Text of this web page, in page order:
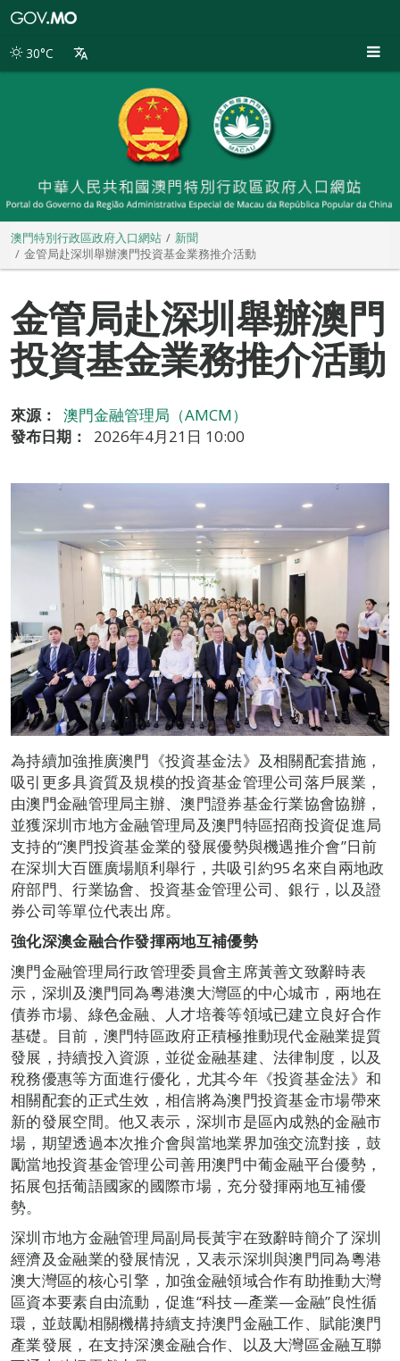
別
30°C
澳門特別行政區政府入口網站
新聞
金管局赴深圳舉辦澳門投資基金業務推介活動
金管局赴深圳舉辦澳門
投資基金業務推介活動
來源：
澳門金融管理局（AMCM）
發布日期：
2026年4月21日 10:00
為持續加強推廣澳門《投資基金法》及相關配套措施，
吸引更多具資質及規模的投資基金管理公司落戶展業，
由澳門金融管理局主辦、澳門證券基金行業協會協辦，
並獲深圳市地方金融管理局及澳門特區招商投資促進局
支持的“澳門投資基金業的發展優勢與機遇推介會”日前
在深圳大百匯廣場順利舉行，共吸引約95名來自兩地政
府部門、行業協會、投資基金管理公司、銀行，以及證
券公司等單位代表出席。
強化深澳金融合作發揮兩地互補優勢
澳門金融管理局行政管理委員會主席黃善文致辭時表
示，深圳及澳門同為粵港澳大灣區的中心城市，兩地在
債券市場、綠色金融、人才培養等領域已建立良好合作
基礎。目前，澳門特區政府正積極推動現代金融業提質
發展，持續投入資源，並從金融基建、法律制度，以及
稅務優惠等方面進行優化，尤其今年《投資基金法》和
相關配套的正式生效，相信將為澳門投資基金市場帶來
新的發展空間。他又表示，深圳市是區內成熟的金融市
場，期望透過本次推介會與當地業界加強交流對接，鼓
勵當地投資基金管理公司善用澳門中葡金融平台優勢，
拓展包括葡語國家的國際市場，充分發揮兩地互補優
勢。
深圳市地方金融管理局副局長黃宇在致辭時簡介了深圳
經濟及金融業的發展情況，又表示深圳與澳門同為粵港
澳大灣區的核心引擎，加強金融領域合作有助推動大灣
區資本要素自由流動，促進“科技—產業—金融”良性循
環，並鼓勵相關機構持續支持澳門金融工作、賦能澳門
產業發展，在支持深澳金融合作、以及大灣區金融互聯